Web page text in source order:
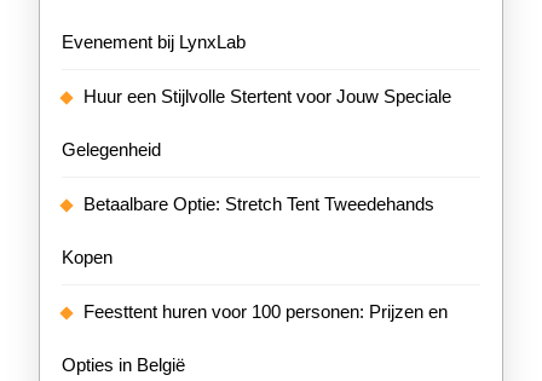
Evenement bij LynxLab
Huur een Stijlvolle Stertent voor Jouw Speciale
Gelegenheid
Betaalbare Optie: Stretch Tent Tweedehands
Kopen
Feesttent huren voor 100 personen: Prijzen en
Opties in België